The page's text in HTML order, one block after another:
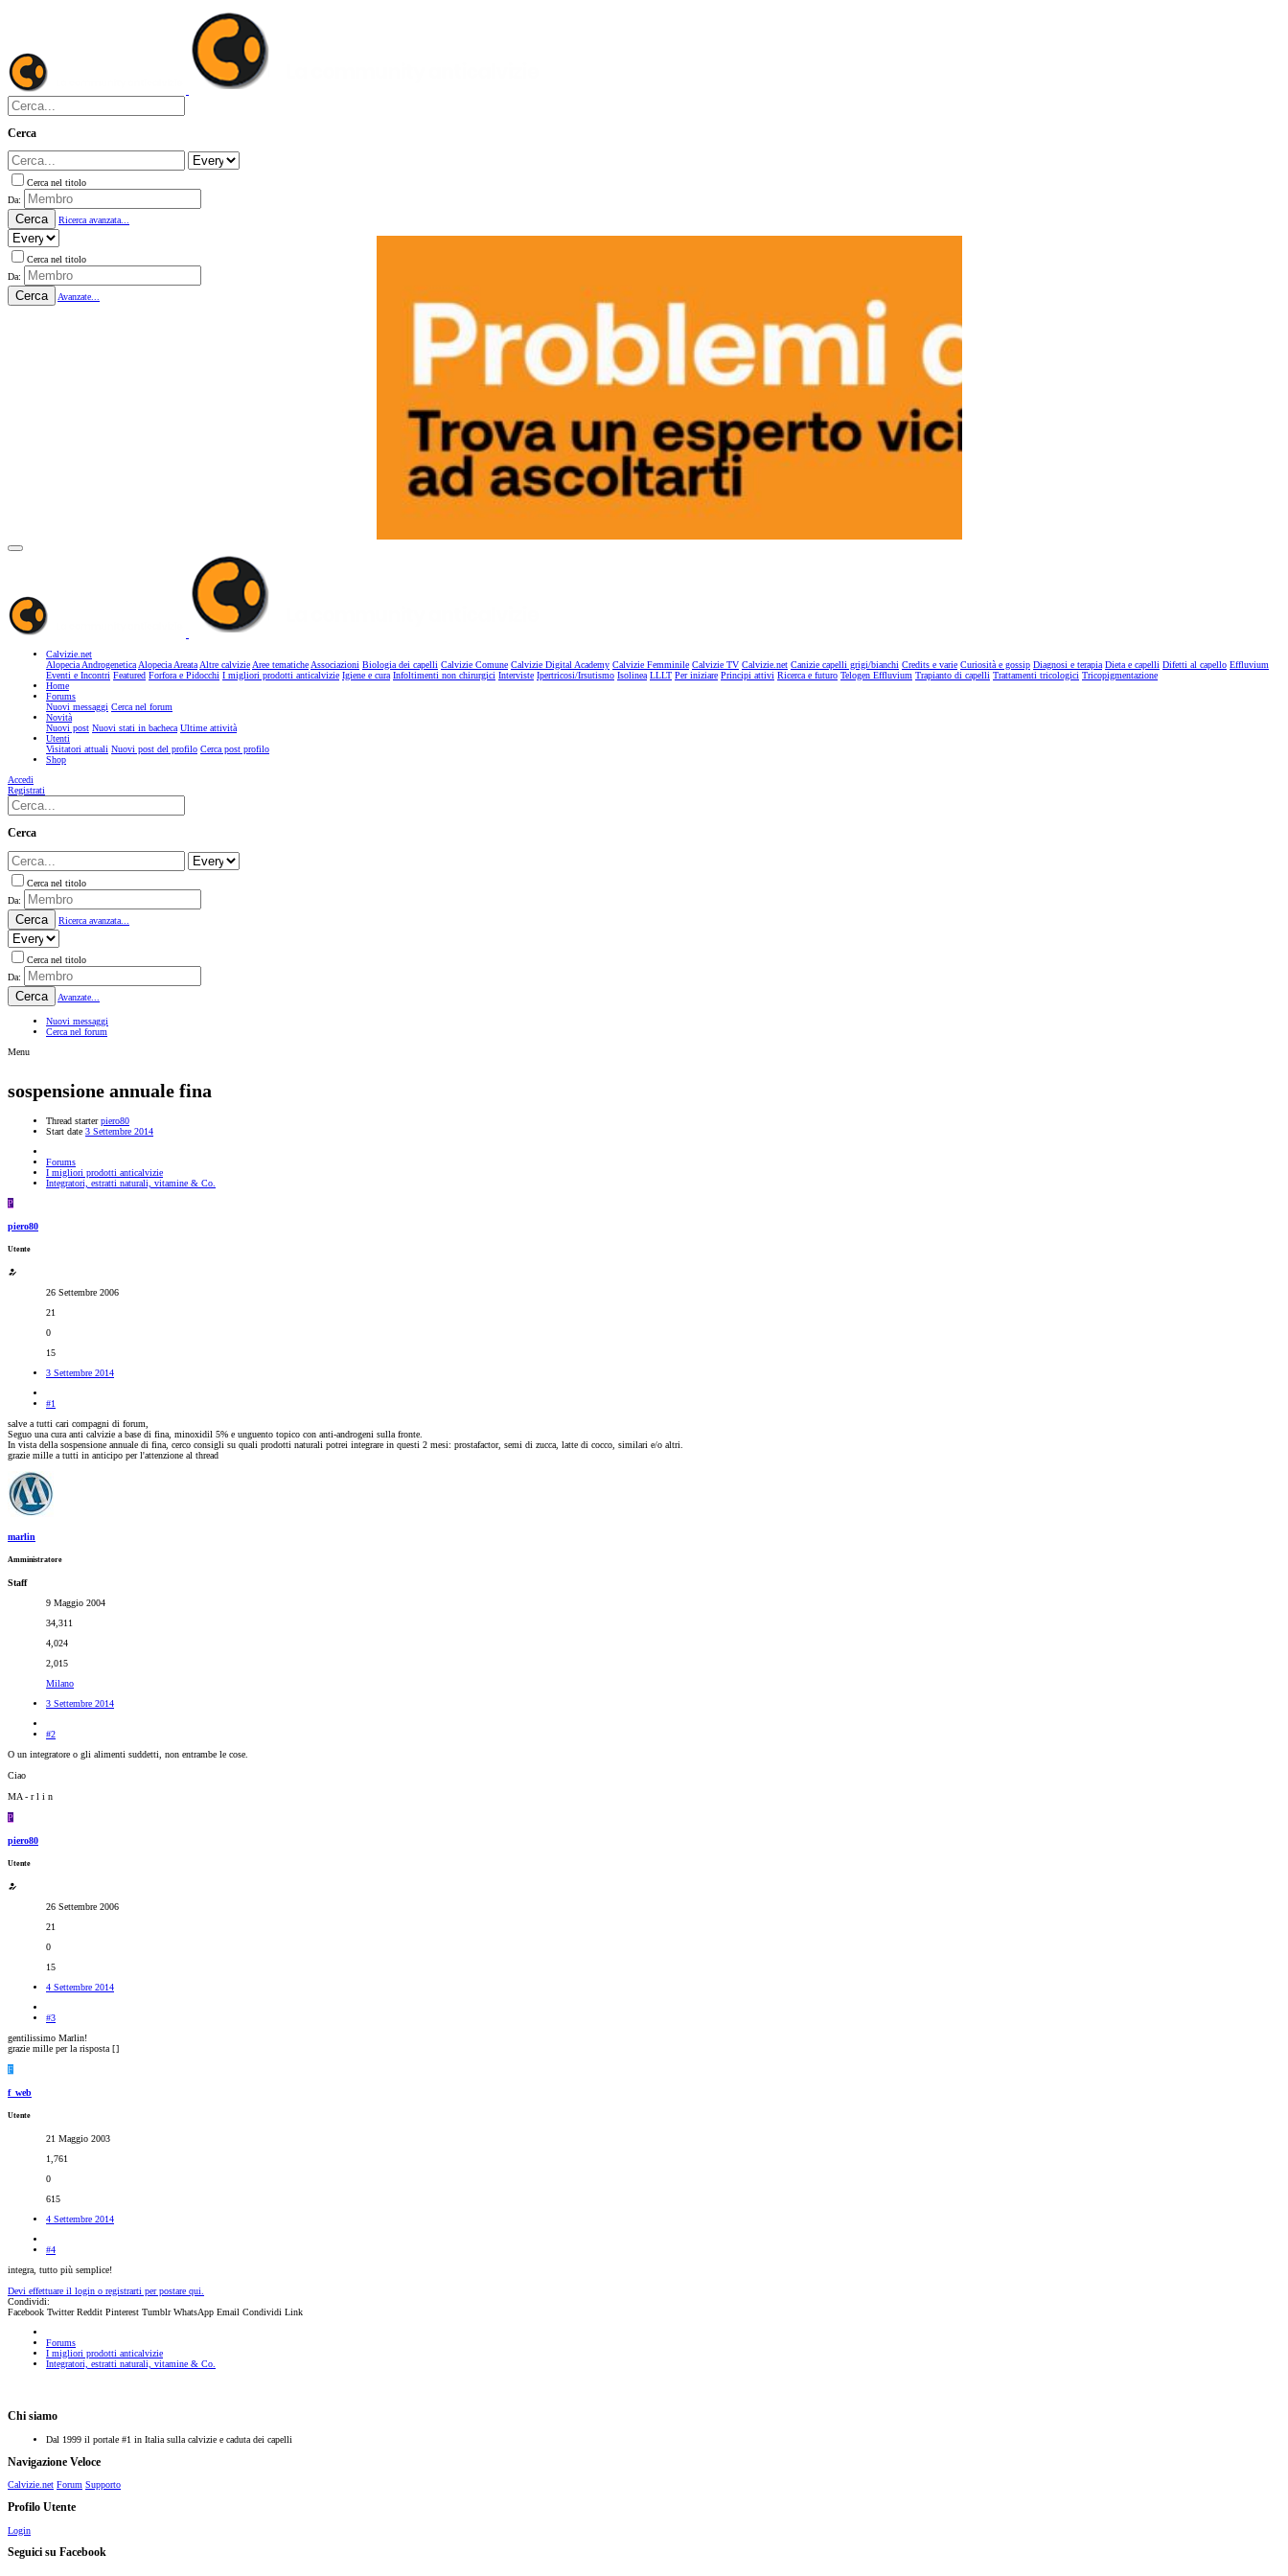
Cerca
Cerca nel titolo
Da:
Cerca Ricerca avanzata...
Cerca nel titolo
Da:
Cerca Avanzate...
Calvizie.net
Alopecia AndrogeneticaAlopecia AreataAltre calvizieAree tematicheAssociazioni Biologia dei capelli Calvizie Comune Calvizie Digital Academy Calvizie Femminile Calvizie TV Calvizie.net Canizie capelli grigi/bianchi Credits e varie Curiosità e gossip Diagnosi e terapia Dieta e capelli Difetti al capello Effluvium
Eventi e Incontri Featured Forfora e Pidocchi I migliori prodotti anticalvizie Igiene e cura Infoltimenti non chirurgici Interviste Ipertricosi/Irsutismo Isolinea LLLT Per iniziare Principi attivi Ricerca e futuro Telogen Effluvium Trapianto di capelli Trattamenti tricologici Tricopigmentazione
Home
Forums
Nuovi messaggi Cerca nel forum
Novità
Nuovi post Nuovi stati in bacheca Ultime attività
Utenti
Visitatori attuali Nuovi post del profilo Cerca post profilo
Shop
Accedi
Registrati
Cerca
Cerca nel titolo
Da:
Cerca Ricerca avanzata...
Cerca nel titolo
Da:
Cerca Avanzate...
Nuovi messaggi
Cerca nel forum
Menu
sospensione annuale fina
Thread starter piero80
Start date 3 Settembre 2014
Forums
I migliori prodotti anticalvizie
Integratori, estratti naturali, vitamine & Co.
P
piero80
Utente
26 Settembre 2006
21
0
15
3 Settembre 2014
#1
salve a tutti cari compagni di forum,
Seguo una cura anti calvizie a base di fina, minoxidil 5% e unguento topico con anti-androgeni sulla fronte.
In vista della sospensione annuale di fina, cerco consigli su quali prodotti naturali potrei integrare in questi 2 mesi: prostafactor, semi di zucca, latte di cocco, similari e/o altri.
grazie mille a tutti in anticipo per l'attenzione al thread
marlin
Amministratore
Staff
9 Maggio 2004
34,311
4,024
2,015
Milano
3 Settembre 2014
#2
O un integratore o gli alimenti suddetti, non entrambe le cose.
Ciao
MA - r l i n
P
piero80
Utente
26 Settembre 2006
21
0
15
4 Settembre 2014
#3
gentilissimo Marlin!
grazie mille per la risposta []
F
f_web
Utente
21 Maggio 2003
1,761
0
615
4 Settembre 2014
#4
integra, tutto più semplice!
Devi effettuare il login o registrarti per postare qui.
Condividi:
Facebook Twitter Reddit Pinterest Tumblr WhatsApp Email Condividi Link
Forums
I migliori prodotti anticalvizie
Integratori, estratti naturali, vitamine & Co.
Chi siamo
Dal 1999 il portale #1 in Italia sulla calvizie e caduta dei capelli
Navigazione Veloce
Calvizie.net Forum Supporto
Profilo Utente
Login
Seguici su Facebook